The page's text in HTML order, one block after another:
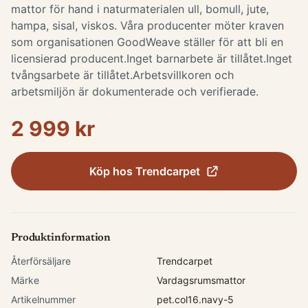
mattor för hand i naturmaterialen ull, bomull, jute,
hampa, sisal, viskos. Våra producenter möter kraven
som organisationen GoodWeave ställer för att bli en
licensierad producent.Inget barnarbete är tillåtet.Inget
tvångsarbete är tillåtet.Arbetsvillkoren och
arbetsmiljön är dokumenterade och verifierade.
2 999 kr
Köp hos Trendcarpet
Produktinformation
Återförsäljare
Trendcarpet
Märke
Vardagsrumsmattor
Artikelnummer
pet.col16.navy-5